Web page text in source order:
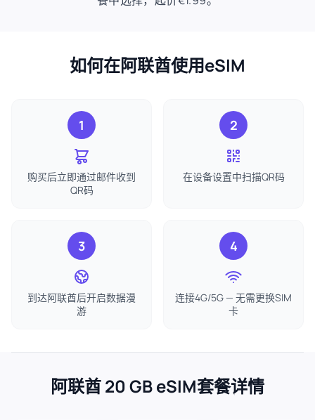
如何在阿联酋使用eSIM
1
购买后立即通过邮件收到
QR码
2
在设备设置中扫描QR码
3
到达阿联酋后开启数据漫
游
4
连接4G/5G — 无需更换SIM
卡
阿联酋 20 GB eSIM套餐详情